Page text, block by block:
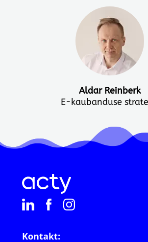
Aldar Reinberk
E-kaubanduse
Kontakt: